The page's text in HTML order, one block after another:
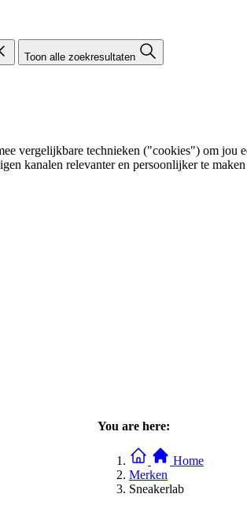
Toon alle zoekresultaten
vergelijkbare technieken ("cookies") om jou
kanalen relevanter en persoonlijker te
You are here:
Home
Merken
Sneakerlab